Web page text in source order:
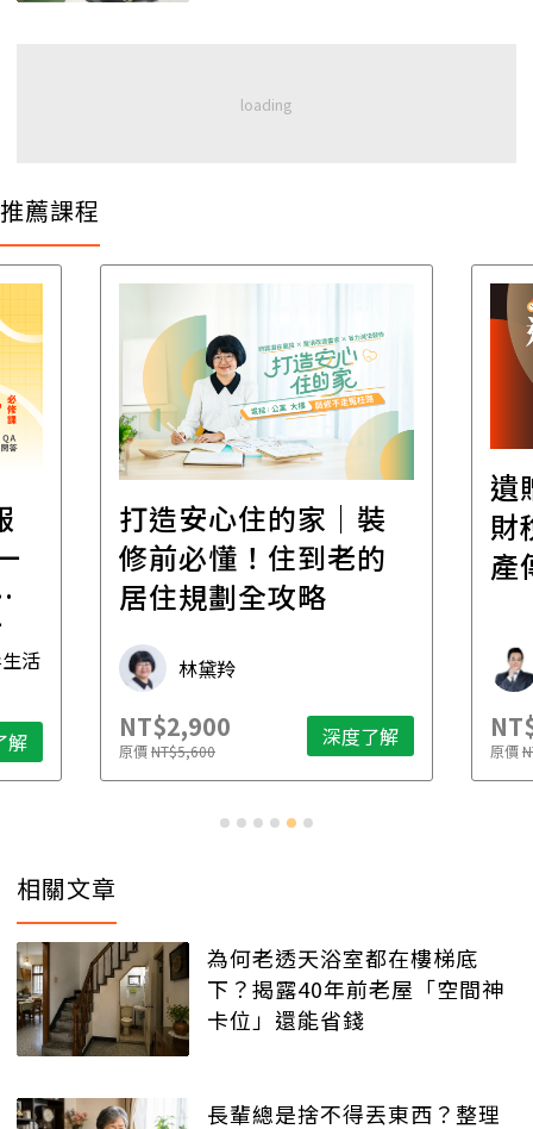
推薦課程
活
解
打造安心住的家｜裝
修前必懂！住到老的
居住規劃全攻略
林黛羚
NT$2,900
原價NT$5,600 深度了解
遺
財
產
原價
相關文章
為何老透天浴室都在樓梯底
下？揭露40年前老屋「空間神
卡位」還能省錢
長輩總是捨不得丟東西？整理